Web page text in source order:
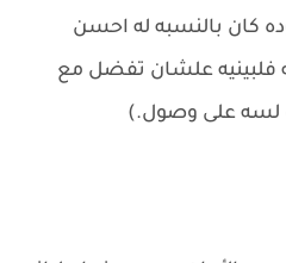
كان بالنسبه له احسن
فلبينيه علشان تفضل مع
لسه على وصول.)